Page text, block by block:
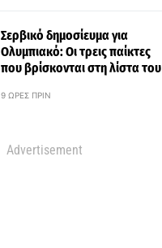
Σερβικό δημοσίευμα για
Ολυμπιακό: Οι τρεις παίκτες
που βρίσκονται στη λίστα του
9 ΏΡΕΣ ΠΡΙΝ
Advertisement